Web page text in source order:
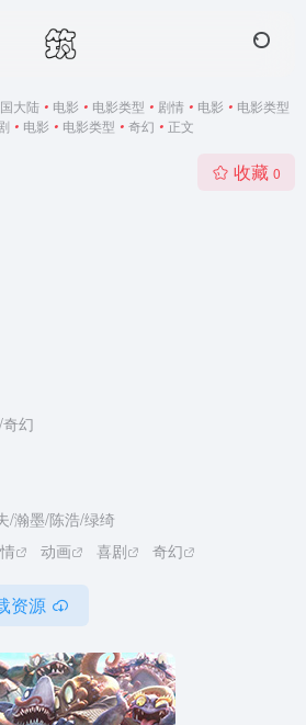
大陆 • 电影 • 电影类型 • 剧情 • 电影 • 电影类型
• 电影 • 电影类型 • 奇幻 • 正文
收藏 0
幻
/瀚墨/陈浩/绿绮
动画 喜剧 奇幻
资源